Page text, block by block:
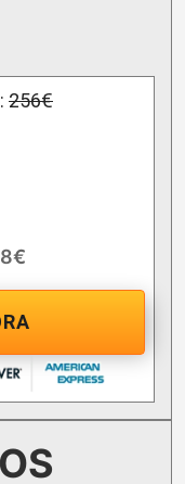
256€